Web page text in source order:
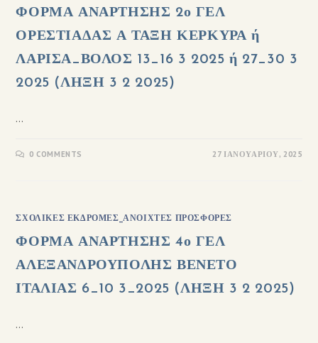
ΦΟΡΜΑ ΑΝΑΡΤΗΣΗΣ 2ο ΓΕΛ
ΟΡΕΣΤΙΑΔΑΣ Α ΤΑΞΗ ΚΕΡΚΥΡΑ ή
ΛΑΡΙΣΑ_ΒΟΛΟΣ 13_16 3 2025 ή 27_30 3
2025 (ΛΗΞΗ 3 2 2025)
…
0 COMMENTS 27 ΙΑΝΟΥΑΡΊΟΥ, 2025
ΣΧΟΛΙΚΈΣ ΕΚΔΡΟΜΈΣ_ΑΝΟΙΧΤΈΣ ΠΡΟΣΦΟΡΈΣ
ΦΟΡΜΑ ΑΝΑΡΤΗΣΗΣ 4ο ΓΕΛ
ΑΛΕΞΑΝΔΡΟΥΠΟΛΗΣ ΒΕΝΕΤΟ
ΙΤΑΛΙΑΣ 6_10 3_2025 (ΛΗΞΗ 3 2 2025)
…